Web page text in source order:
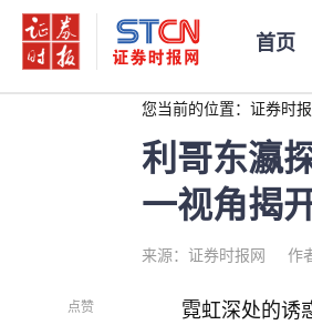
首页
您当前的位置： 证券时报
利哥东瀛
一视角揭
来源：证券时报网 作
点赞 霓虹深处的诱